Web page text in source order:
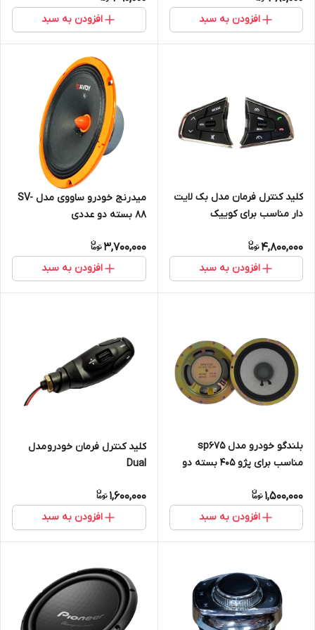
افزودن به سبد افزودن به سبد
کلید کنترل فرمان مدل بک لایت
دار مناسب برای کوییک
4,800,000
افزودن به سبد
میدرنج خودرو ساووی مدل SV-
88 بسته دو عددی
3,700,000
افزودن به سبد
بلندگو خودرو مدل sp675
مناسب برای پژو 405 بسته دو
1,500,000
افزودن به سبد
کلید کنترل فرمان خودرو مدل
Dual
1,600,000
افزودن به سبد